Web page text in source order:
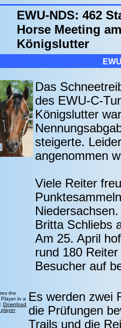
EWU-NDS: 462
Horse Meeting
Königslutter
Das
des EWU-C-
Königslutter
steigerte.
angenommen
Viele Reiter
Britta Schliebs
Am 25. April
rund 180
Besucher auf
the
in a
Download
player
Es werden zwei
die Prüfungen
Trails und die